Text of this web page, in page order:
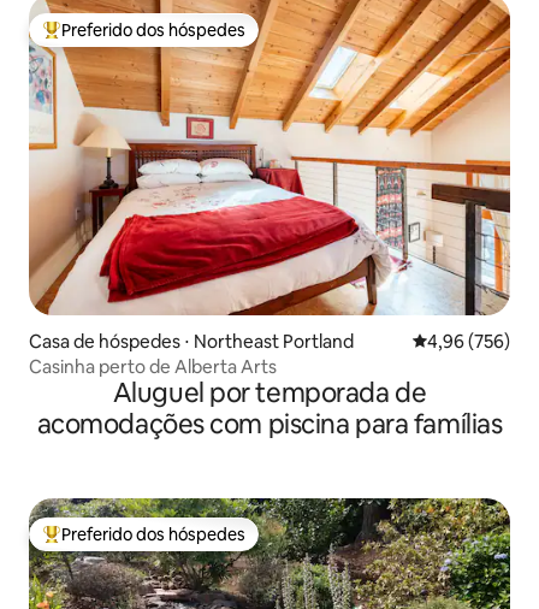
Entre os melhores preferidos dos hóspedes
Preferido dos hóspedes
Casa de hóspedes ⋅ Northeast Portland 4,96 de uma
4,96 (756)
Casinha perto de Alberta Arts
Aluguel por temporada de
acomodações com piscina para famílias
Entre os melhores preferidos dos hóspedes
Preferido dos hóspedes